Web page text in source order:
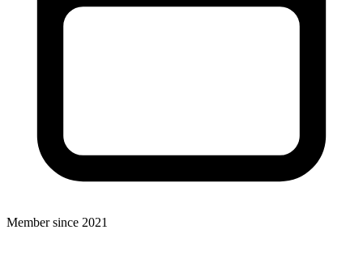
Member since 2021